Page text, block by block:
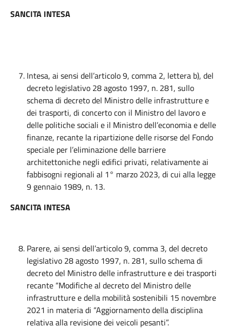
SANCITA INTESA
Intesa, ai sensi dell’articolo 9, comma 2, lettera b), del
decreto legislativo 28 agosto 1997, n. 281, sullo
schema di decreto del Ministro delle infrastrutture e
dei trasporti, di concerto con il Ministro del lavoro e
delle politiche sociali e il Ministro dell’economia e delle
finanze, recante la ripartizione delle risorse del Fondo
speciale per l’eliminazione delle barriere
architettoniche negli edifici privati, relativamente ai
fabbisogni regionali al 1° marzo 2023, di cui alla legge
9 gennaio 1989, n. 13.
SANCITA INTESA
Parere, ai sensi dell’articolo 9, comma 3, del decreto
legislativo 28 agosto 1997, n. 281, sullo schema di
decreto del Ministro delle infrastrutture e dei trasporti
recante “Modifiche al decreto del Ministro delle
infrastrutture e della mobilità sostenibili 15 novembre
2021 in materia di “Aggiornamento della disciplina
relativa alla revisione dei veicoli pesanti”.